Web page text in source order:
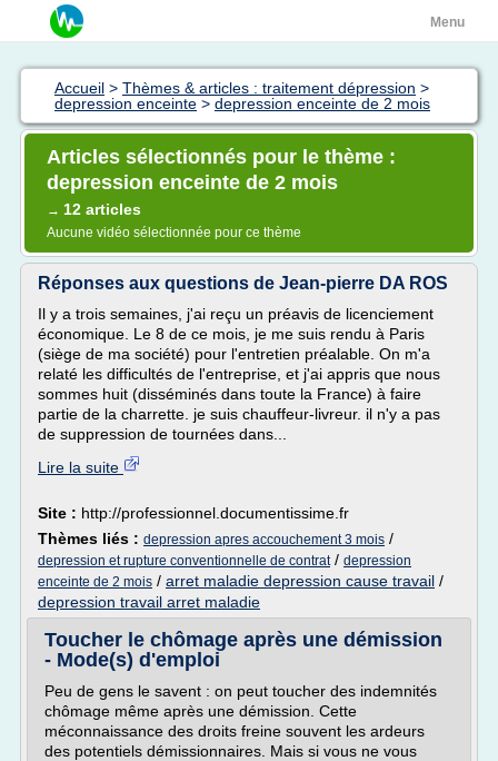
Menu
Accueil > Thèmes & articles : traitement dépression >
depression enceinte > depression enceinte de 2 mois
Articles sélectionnés pour le thème :
depression enceinte de 2 mois
→ 12 articles
Aucune vidéo sélectionnée pour ce thème
Réponses aux questions de Jean-pierre DA ROS
Il y a trois semaines, j'ai reçu un préavis de licenciement
économique. Le 8 de ce mois, je me suis rendu à Paris
(siège de ma société) pour l'entretien préalable. On m'a
relaté les difficultés de l'entreprise, et j'ai appris que nous
sommes huit (disséminés dans toute la France) à faire
partie de la charrette. je suis chauffeur-livreur. il n'y a pas
de suppression de tournées dans...
Lire la suite
Site : http://professionnel.documentissime.fr
Thèmes liés : depression apres accouchement 3 mois /
depression et rupture conventionnelle de contrat/ depression
enceinte de 2 mois / arret maladie depression cause travail /
depression travail arret maladie
Toucher le chômage après une démission
- Mode(s) d'emploi
Peu de gens le savent : on peut toucher des indemnités
chômage même après une démission. Cette
méconnaissance des droits freine souvent les ardeurs
des potentiels démissionnaires. Mais si vous ne vous